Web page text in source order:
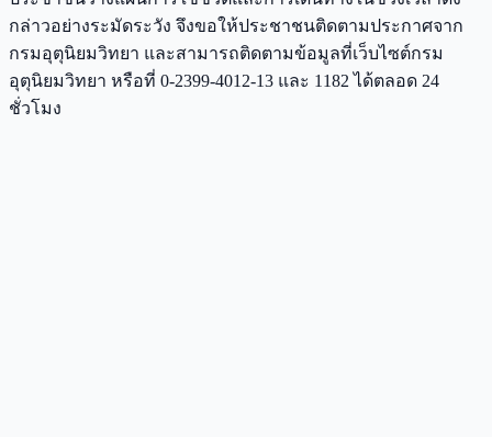
กล่าวอย่างระมัดระวัง จึงขอให้ประชาชนติดตามประกาศจาก
กรมอุตุนิยมวิทยา และสามารถติดตามข้อมูลที่เว็บไซต์กรม
อุตุนิยมวิทยา หรือที่ 0-2399-4012-13 และ 1182 ได้ตลอด 24
ชั่วโมง